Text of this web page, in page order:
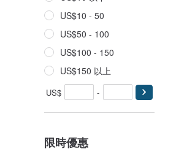
US$10 - 50
US$50 - 100
US$100 - 150
US$150 以上
US$ -
限時優惠